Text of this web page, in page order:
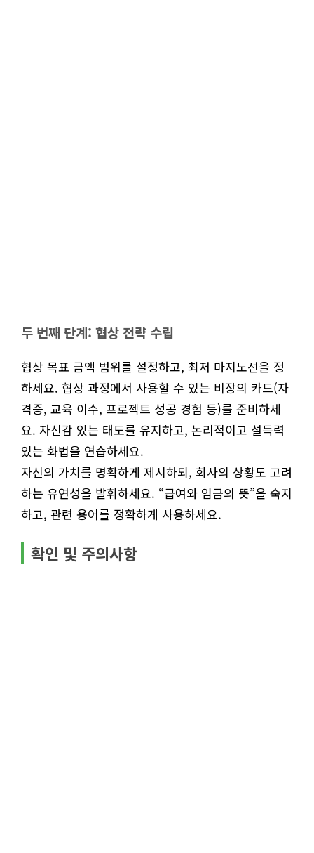
두 번째 단계: 협상 전략 수립
협상 목표 금액 범위를 설정하고, 최저 마지노선을 정
하세요. 협상 과정에서 사용할 수 있는 비장의 카드(자
격증, 교육 이수, 프로젝트 성공 경험 등)를 준비하세
요. 자신감 있는 태도를 유지하고, 논리적이고 설득력
있는 화법을 연습하세요.
자신의 가치를 명확하게 제시하되, 회사의 상황도 고려
하는 유연성을 발휘하세요. “급여와 임금의 뜻”을 숙지
하고, 관련 용어를 정확하게 사용하세요.
확인 및 주의사항